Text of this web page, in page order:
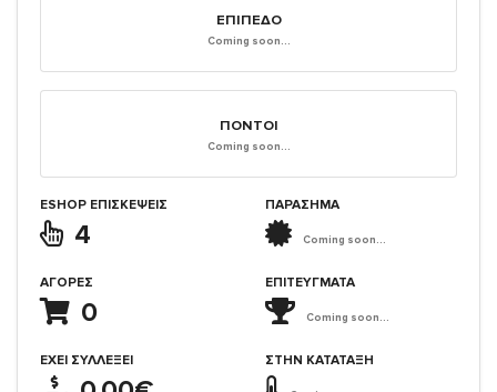
ΕΠΊΠΕΔΟ
Coming soon...
ΠΌΝΤΟΙ
Coming soon...
ESHOP ΕΠΙΣΚΈΨΕΙΣ
4
ΑΓΟΡΈΣ
0
ΈΧΕΙ ΣΥΛΛΈΞΕΙ
ΠΑΡΑΣΗΜΑ
Coming soon...
ΕΠΙΤΕΎΓΜΑΤΑ
Coming soon...
ΣΤΗΝ ΚΑΤΆΤΑΞΗ